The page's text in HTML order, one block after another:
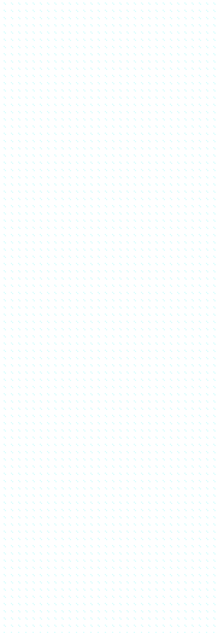
39) - Peace As The Fruit